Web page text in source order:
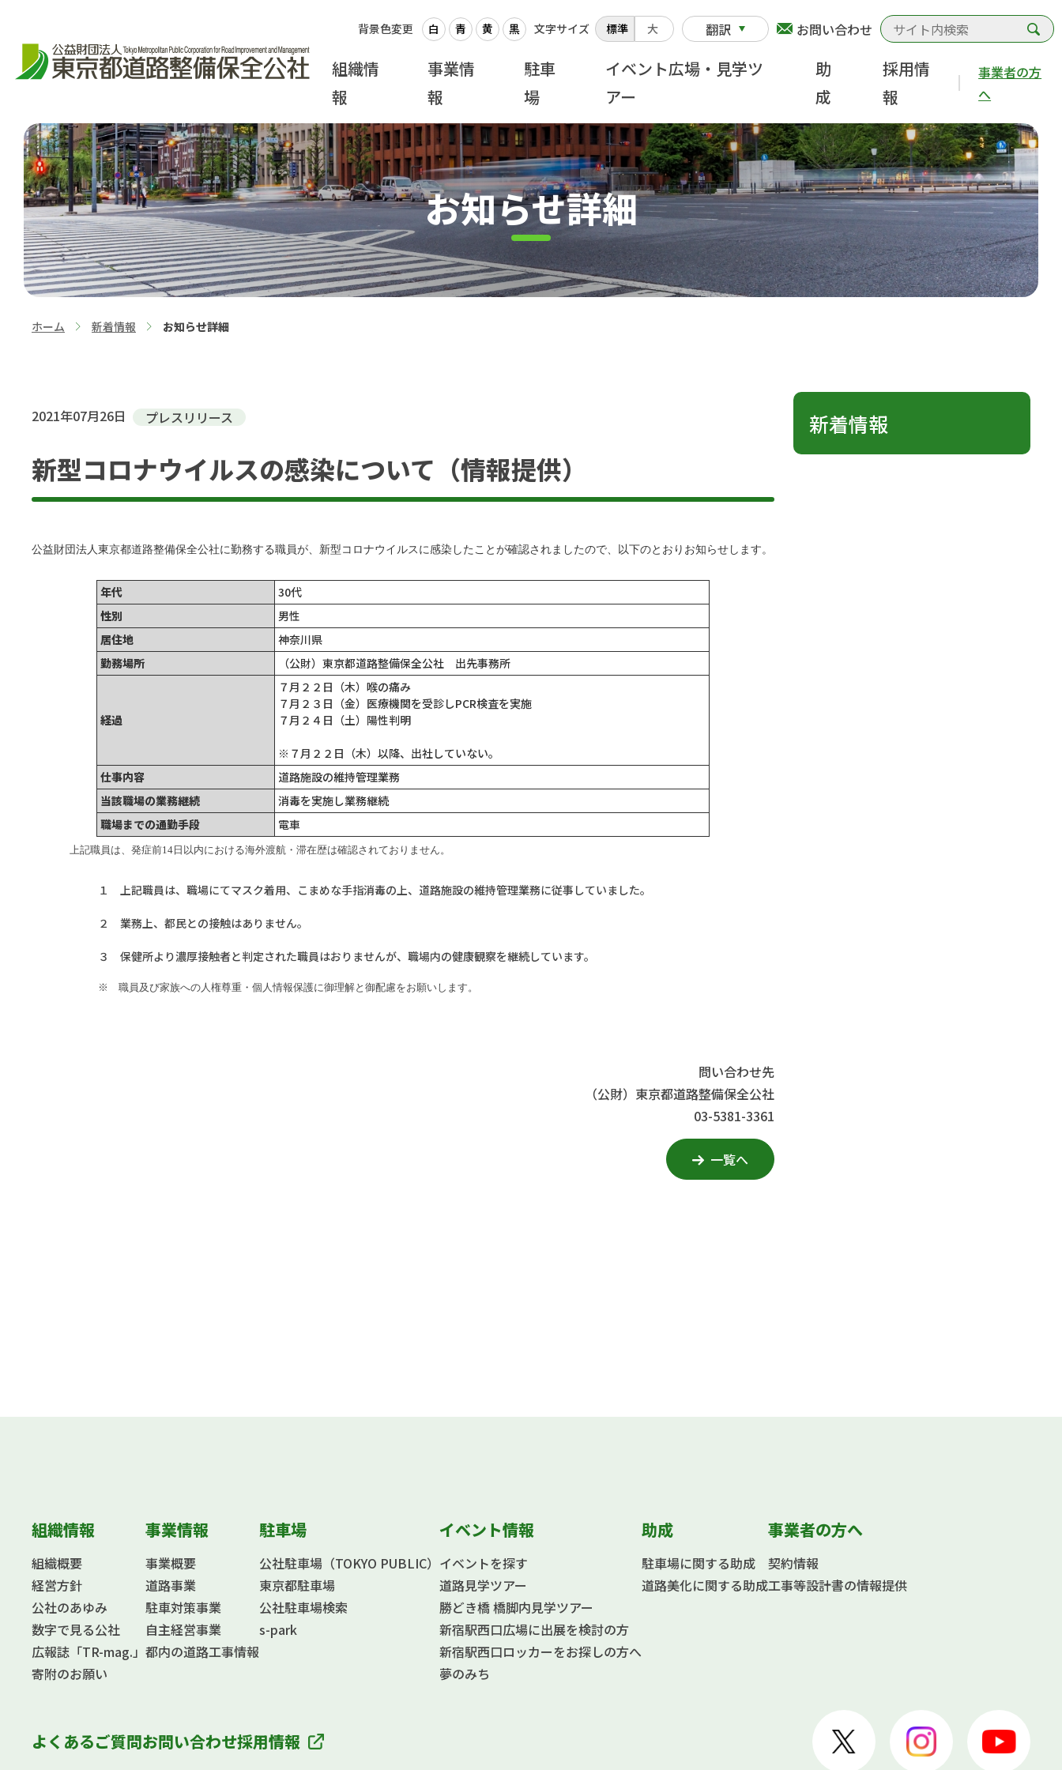
背景色変更 白 青 黄 黒 文字サイズ 標準 大 翻訳 お問い合わせ
組織情
報
事業情
報
駐車
場
イベント広場・見学ツ
アー
助
成
採用情
報
事業者の方
へ
お知らせ詳細
ホーム
新着情報
お知らせ詳細
2021年07月26日 プレスリリース
新型コロナウイルスの感染について（情報提供）
公益財団法人東京都道路整備保全公社に勤務する職員が、新型コロナウイルスに感染したことが確認されましたので、以下のとおりお知らせします。
年代
30代
性別
男性
居住地
神奈川県
勤務場所
（公財）東京都道路整備保全公社 出先事務所
経過
７月２２日（木）喉の痛み
７月２３日（金）医療機関を受診しPCR検査を実施
７月２４日（土）陽性判明
※７月２２日（木）以降、出社していない。
仕事内容
道路施設の維持管理業務
当該職場の業務継続
消毒を実施し業務継続
職場までの通勤手段
電車
上記職員は、発症前14日以内における海外渡航・滞在歴は確認されておりません。
１ 上記職員は、職場にてマスク着用、こまめな手指消毒の上、道路施設の維持管理業務に従事していました。
２ 業務上、都民との接触はありません。
３ 保健所より濃厚接触者と判定された職員はおりませんが、職場内の健康観察を継続しています。
※ 職員及び家族への人権尊重・個人情報保護に御理解と御配慮をお願いします。
問い合わせ先
（公財）東京都道路整備保全公社
03-5381-3361
一覧へ
新着情報
組織情報
組織概要
経営方針
公社のあゆみ
数字で見る公社
広報誌「TR-mag.」
寄附のお願い
事業情報
事業概要
道路事業
駐車対策事業
自主経営事業
都内の道路工事情報
駐車場
公社駐車場（TOKYO PUBLIC）
東京都駐車場
公社駐車場検索
s-park
イベント情報
イベントを探す
道路見学ツアー
勝どき橋 橋脚内見学ツアー
新宿駅西口広場に出展を検討の方
新宿駅西口ロッカーをお探しの方へ
夢のみち
助成
駐車場に関する助成
道路美化に関する助成
事業者の方へ
契約情報
工事等設計書の情報提供
よくあるご質問お問い合わせ採用情報